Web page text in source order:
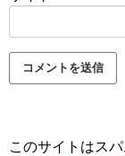
このサイトはス